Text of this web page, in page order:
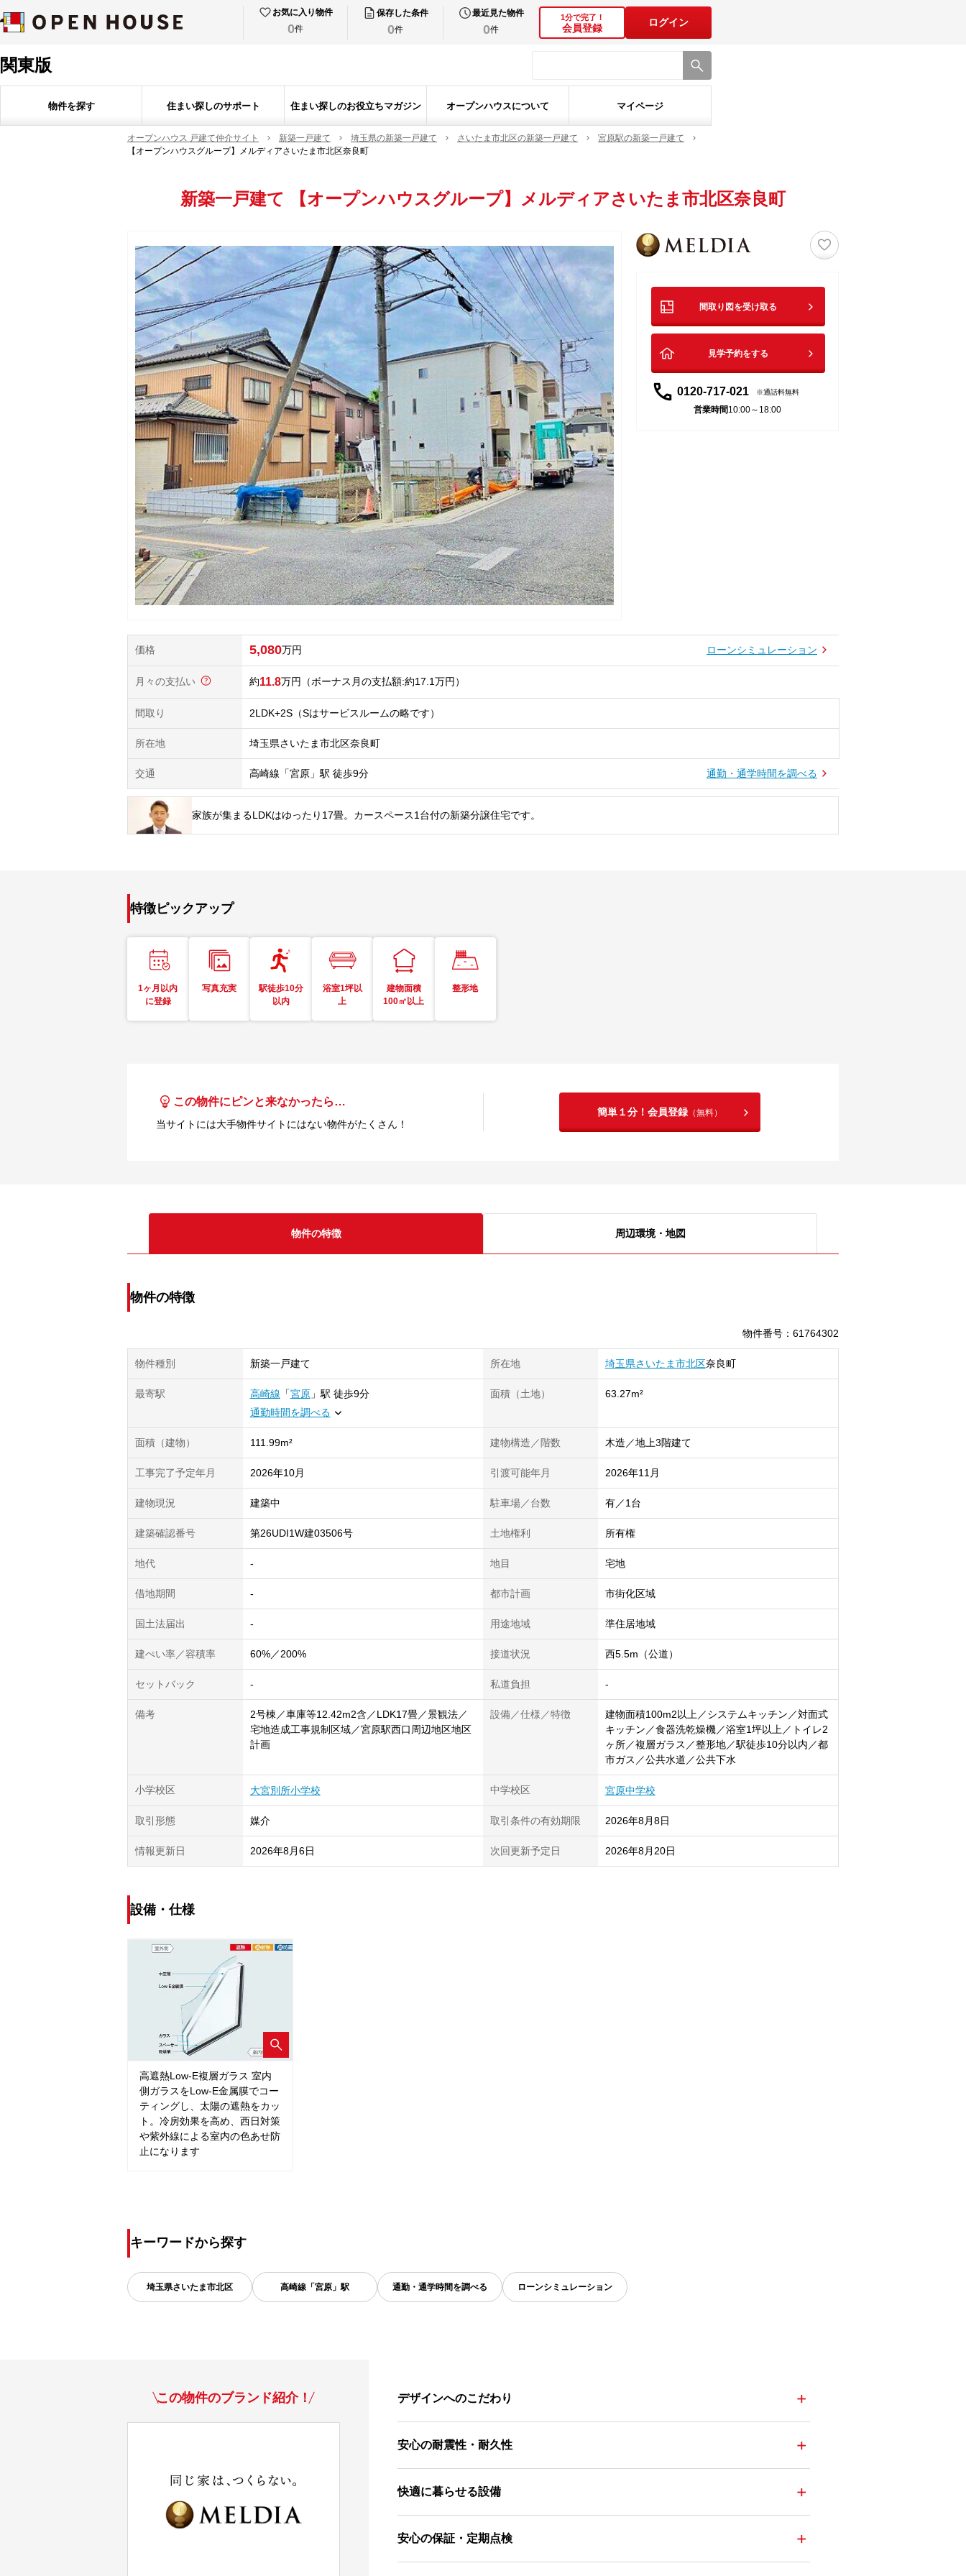
お気に入り物件
0件
保存した条件
0件
最近見た物件
0件
1分で完了！
会員登録
ログイン
関東版
物件を探す 住まい探しのサポート 住まい探しのお役立ちマガジン オープンハウスについて マイページ
オープンハウス 戸建て仲介サイト 新築一戸建て 埼玉県の新築一戸建て さいたま市北区の新築一戸建て
宮原駅の新築一戸建て
【オープンハウスグループ】メルディアさいたま市北区奈良町
新築一戸建て 【オープンハウスグループ】メルディアさいたま市北区奈良町
♡
間取り図を受け取る
見学予約をする
0120-717-021 通話料無料
営業時間10:00～18:00
価格 5,080万円 ローンシミュレーション
月々の支払い 11.8万円 （ボーナス月の支払額:約17.1万円 ）
間取り 2LDK+2S（Sはサービスルームの略です）
所在地 埼玉県さいたま市北区奈良町
交通 高崎線「宮原」駅 徒歩9分 通勤・通学時間を調べる
家族が集まるLDKはゆったり17畳。カースペース1台付の新築分譲住宅です。
特徴ピックアップ
1ヶ月以内
に登録
写真充実
駅徒歩10分
以内
浴室1坪以
上
建物面積
100㎡以上
整形地
この物件にピンと来なかったら…
当サイトには大手物件サイトにはない物件がたくさん！
簡単１分！会員登録 （無料）
物件の特徴 周辺環境・地図
物件の特徴
物件番号 ： 61764302
物件種別 新築一戸建て 所在地 埼玉県さいたま市北区奈良町
最寄駅 高崎線 「宮原」駅 徒歩9分
通勤時間を調べる
面積（土地） 63.27m²
面積（建物） 111.99m² 建物構造／階数 木造／地上3階建て
工事完了予定年月 2026年10月 引渡可能年月 2026年11月
建物現況 建築中 駐車場／台数 有／1台
建築確認番号 第26UDI1W建03506号 土地権利 所有権
地代 - 地目 宅地
借地期間 - 都市計画 市街化区域
国土法届出 - 用途地域 準住居地域
建ぺい率／容積率 60%／200% 接道状況 西5.5m（公道）
セットバック - 私道負担 -
備考
2号棟／車庫等12.42m2含／LDK17畳／景観法／
宅地造成工事規制区域／宮原駅西口周辺地区地区
計画
設備／仕様／特徴
建物面積100m2以上／システムキッチン／対面式
キッチン／食器洗乾燥機／浴室1坪以上／トイレ2
ヶ所／複層ガラス／整形地／駅徒歩10分以内／都
市ガス／公共水道／公共下水
小学校区 大宮別所小学校 中学校区 宮原中学校
取引形態 媒介 取引条件の有効期限 2026年8月8日
情報更新日 2026年8月6日 次回更新予定日 2026年8月20日
設備・仕様
高遮熱Low-E複層ガラス 室内
側ガラスをLow-E金属膜でコー
ティングし、太陽の遮熱をカッ
ト。冷房効果を高め、西日対策
や紫外線による室内の色あせ防
止になります
キーワードから探す
埼玉県さいたま市北区 高崎線「宮原」駅 通勤・通学時間を調べる ローンシミュレーション
この物件のブランド紹介！ デザインへのこだわり +
安心の耐震性・耐久性 +
快適に暮らせる設備 +
安心の保証・定期点検 +